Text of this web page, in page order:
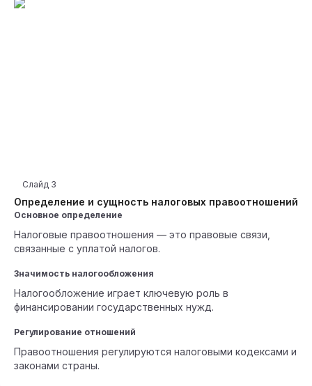
Определение и сущность налоговых правоотношений
Слайд 3
Основное определение
Налоговые правоотношения — это правовые связи,
связанные с уплатой налогов.
Значимость налогообложения
Налогообложение играет ключевую роль в
финансировании государственных нужд.
Регулирование отношений
Правоотношения регулируются налоговыми кодексами и
законами страны.